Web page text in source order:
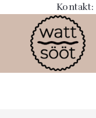
Kontakt: